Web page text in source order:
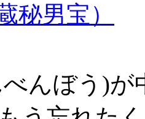
秘男宝）
んぼう)が